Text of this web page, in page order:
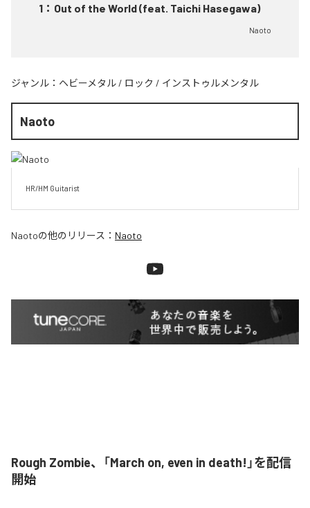
1 ： Out of the World (feat. Taichi Hasegawa)
Naoto
ジャンル： ヘビーメタル / ロック / インストゥルメンタル
Naoto
HR/HM Guitarist
Naotoの他のリリース： Naoto
Rough Zombie、「March on, even in death!」を配信
開始